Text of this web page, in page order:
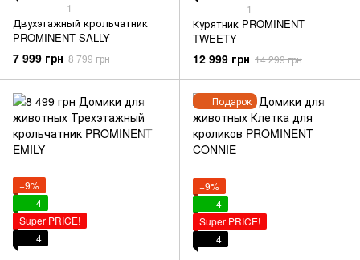
1
Двухэтажный крольчатник
PROMINENT SALLY
7 999 грн 8 799 грн
1
Курятник PROMINENT
TWEETY
12 999 грн 14 299 грн
−9%
4
Super PRICE!
4
Подарок
−9%
4
Super PRICE!
4